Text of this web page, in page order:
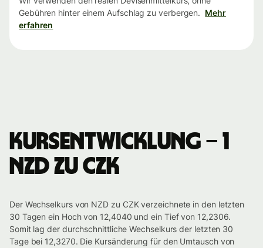
Gebühren hinter einem Aufschlag zu verbergen. Mehr
erfahren
Kursentwicklung – 1
NZD zu CZK
Der Wechselkurs von NZD zu CZK verzeichnete in den letzten
30 Tagen ein Hoch von 12,4040 und ein Tief von 12,2306.
Somit lag der durchschnittliche Wechselkurs der letzten 30
Tage bei 12,3270. Die Kursänderung für den Umtausch von